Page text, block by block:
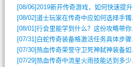
[08/06]2019新开传奇游戏，如何快速提升角色等级？
[08/02]道士玩家在传奇中应如何选择手镯装备？
[08/01]行会里能学到什么？这份攻略带你全掌握
[07/31] 白蛇传奇装备格激活任务具体步骤是什么？如何完成？
[07/30]热血传奇荣誉守卫死神弑神装备如何获取与佩戴攻略？
[07/29]热血传奇中流星火雨技能达到多少级可以开始练装备？